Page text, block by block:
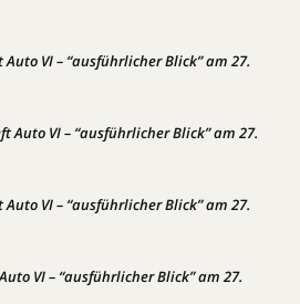
VI – “ausführlicher Blick” am 27.
Auto VI – “ausführlicher Blick” am 27.
VI – “ausführlicher Blick” am 27.
VI – “ausführlicher Blick” am 27.